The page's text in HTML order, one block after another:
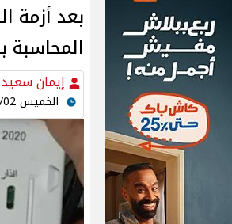
بعد أزمة
المحاسبة
إيمان سعيد
الخميس 02/يوليو/2026 - 11:50 ص